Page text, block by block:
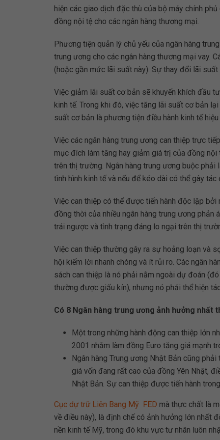
hiện các giao dịch đặc thù của bộ máy chính
đồng nội tệ cho các ngân hàng thương mại.
Phương tiện quản lý chủ yếu của ngân hàng
trung ương cho các ngân hàng thương mại vay.
(hoặc gần mức lãi suất này). Sự thay đổi lãi
Việc giảm lãi suất cơ bản sẽ khuyến khích đầu
kinh tế. Trong khi đó, việc tăng lãi suất cơ bản
suất cơ bản là phương tiện điều hành kinh tế
Việc các ngân hàng trung ương can thiệp trực
mục đích làm tăng hay giảm giá trị của đồng nội
trên thị trường. Ngân hàng trung ương buộc
tình hình kinh tế và nếu để kéo dài có thể gây
Việc can thiệp có thể được tiến hành độc lập
đồng thời của nhiều ngân hàng trung ương
trái ngược và tình trạng đáng lo ngại trên thị
Việc can thiệp thường gây ra sự hoảng loạn và
hội kiếm lời nhanh chóng và ít rủi ro. Các ngân
sách can thiệp là nó phải nằm ngoài dự đoán
thường được giấu kín), nhưng nó phải thể hiện
Có 8 Ngân hàng trung ương ảnh hưởng nhất
Một trong những hành động can thiệp lớn
2001 nhằm làm đồng Euro tăng giá mạnh
Ngân hàng Trung ương Nhật Bản cũng
giá vốn đang rất cao của đồng Yên Nhật,
Nhật Bản. Sự can thiệp được tiến hành
Cục dự trữ Liên Bang Mỹ FED mà thực chất là
về điều này), là định chế có ảnh hưởng lớn nhất
nền kinh tế Mỹ, trong đó khu vực tư nhân luôn